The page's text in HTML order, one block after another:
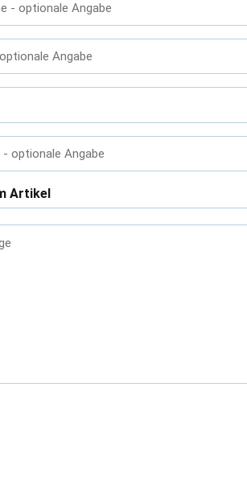
- optionale Angabe
Angabe
- optionale Angabe
Artikel